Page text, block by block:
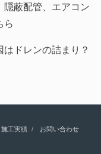
隠蔽配管、エアコン
ら
ドレンの詰まり？
施工実績 お問い合わせ